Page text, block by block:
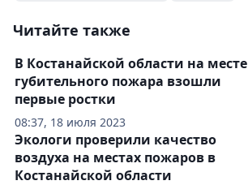
Читайте также
08:37, 18 июля 2023
В Костанайской области на месте
губительного пожара взошли
первые ростки
Экологи проверили качество
воздуха на местах пожаров в
Костанайской области